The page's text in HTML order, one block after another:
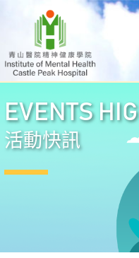
EVENTS
活動快訊